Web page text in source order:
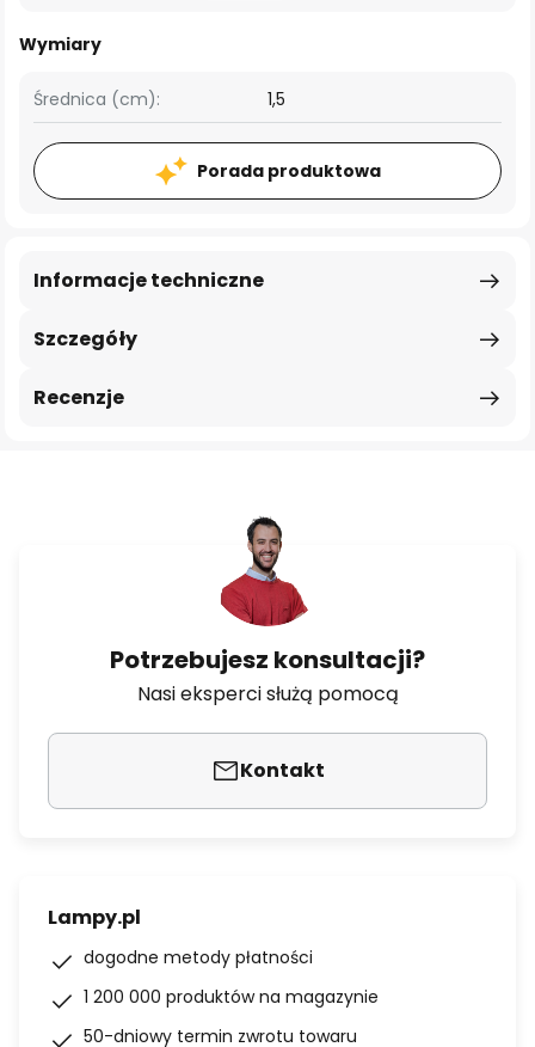
Wymiary
Średnica (cm): 1,5
Porada produktowa
Szczegóły
Informacje techniczne
Recenzje
Potrzebujesz konsultacji?
Nasi eksperci służą pomocą
Kontakt
Lampy.pl
dogodne metody płatności
1 200 000 produktów na magazynie
50-dniowy termin zwrotu towaru